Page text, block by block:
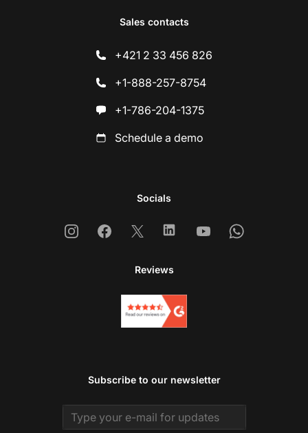
Sales contacts
+421 2 33 456 826
+1-888-257-8754
+1-786-204-1375
Schedule a demo
Socials
InstagramFacebook
X LinkedinYoutubeWhatsapp
Reviews
Subscribe to our newsletter
Email address